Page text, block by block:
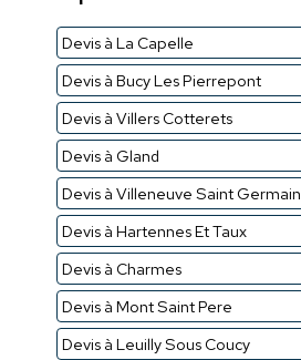
Devis à La Capelle
Devis à Bucy Les Pierrepont
Devis à Villers Cotterets
Devis à Gland
Devis à Villeneuve Saint Germain
Devis à Hartennes Et Taux
Devis à Charmes
Devis à Mont Saint Pere
Devis à Leuilly Sous Coucy